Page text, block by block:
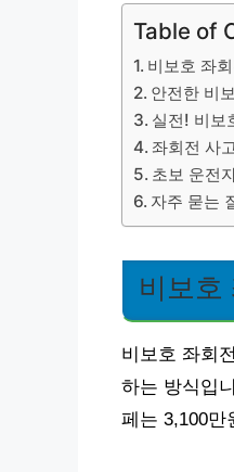
Table of
비보호 좌
안전한 비
실전! 비보
좌회전 사
초보 운전
자주 묻는
비보호
비보호 좌회
하는 방식입
페는 3,100만